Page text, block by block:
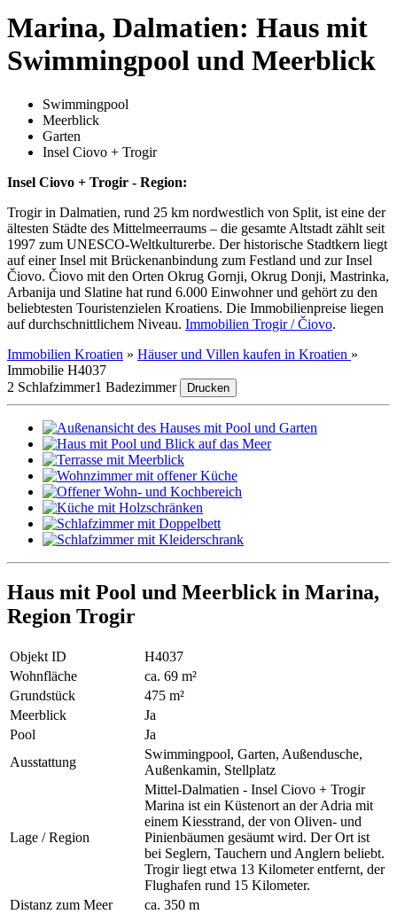
Marina, Dalmatien: Haus mit
Swimmingpool und Meerblick
Swimmingpool
Meerblick
Garten
Insel Ciovo + Trogir
Insel Ciovo + Trogir - Region:
Trogir in Dalmatien, rund 25 km nordwestlich von Split, ist eine der
ältesten Städte des Mittelmeerraums – die gesamte Altstadt zählt seit
1997 zum UNESCO-Weltkulturerbe. Der historische Stadtkern liegt
auf einer Insel mit Brückenanbindung zum Festland und zur Insel
Čiovo. Čiovo mit den Orten Okrug Gornji, Okrug Donji, Mastrinka,
Arbanija und Slatine hat rund 6.000 Einwohner und gehört zu den
beliebtesten Touristenzielen Kroatiens. Die Immobilienpreise liegen
auf durchschnittlichem Niveau. Immobilien Trogir / Čiovo.
Immobilien Kroatien » Häuser und Villen kaufen in Kroatien »
Immobilie H4037
2 Schlafzimmer1 Badezimmer Drucken
Haus mit Pool und Meerblick in Marina,
Region Trogir
Objekt ID
H4037
Wohnfläche
ca. 69 m²
Grundstück
475 m²
Meerblick
Ja
Pool
Ja
Ausstattung
Swimmingpool, Garten, Außendusche,
Außenkamin, Stellplatz
Lage / Region
Mittel-Dalmatien - Insel Ciovo + Trogir
Marina ist ein Küstenort an der Adria mit
einem Kiesstrand, der von Oliven- und
Pinienbäumen gesäumt wird. Der Ort ist
bei Seglern, Tauchern und Anglern beliebt.
Trogir liegt etwa 13 Kilometer entfernt, der
Flughafen rund 15 Kilometer.
Distanz zum Meer
ca. 350 m